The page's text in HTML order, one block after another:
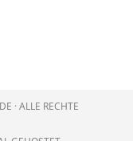
· ALLE RECHTE